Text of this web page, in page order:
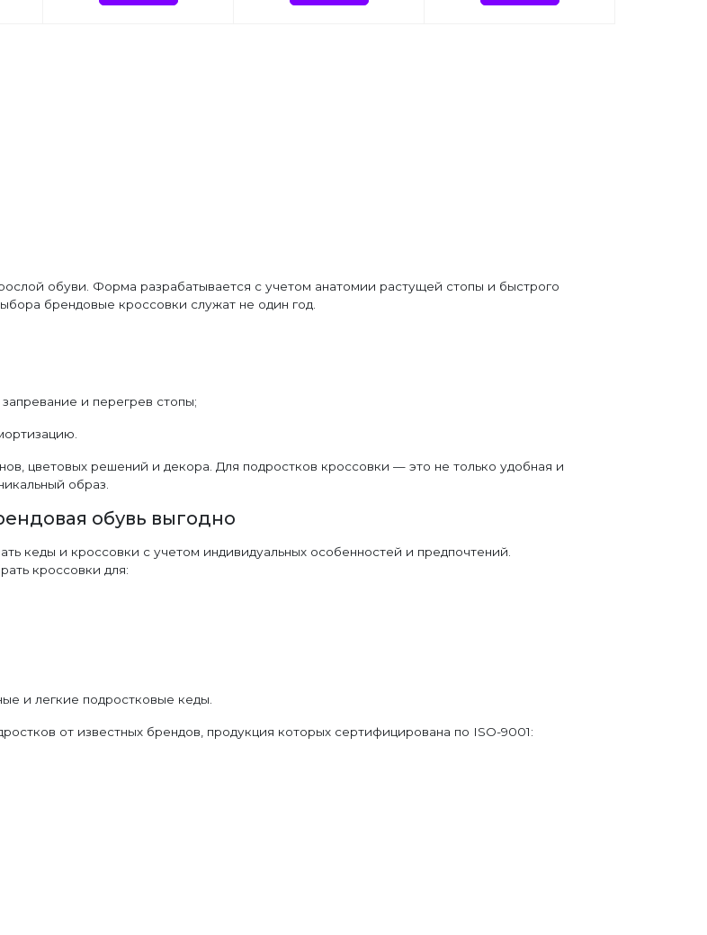
обуви. Форма разрабатывается с учетом анатомии растущей стопы и быстрого
брендовые кроссовки служат не один год.
и перегрев стопы;
цветовых решений и декора. Для подростков кроссовки — это не только удобная и
образ.
обувь выгодно
кеды и кроссовки с учетом индивидуальных особенностей и предпочтений.
кроссовки для:
и легкие подростковые кеды.
от известных брендов, продукция которых сертифицирована по ISO-9001: